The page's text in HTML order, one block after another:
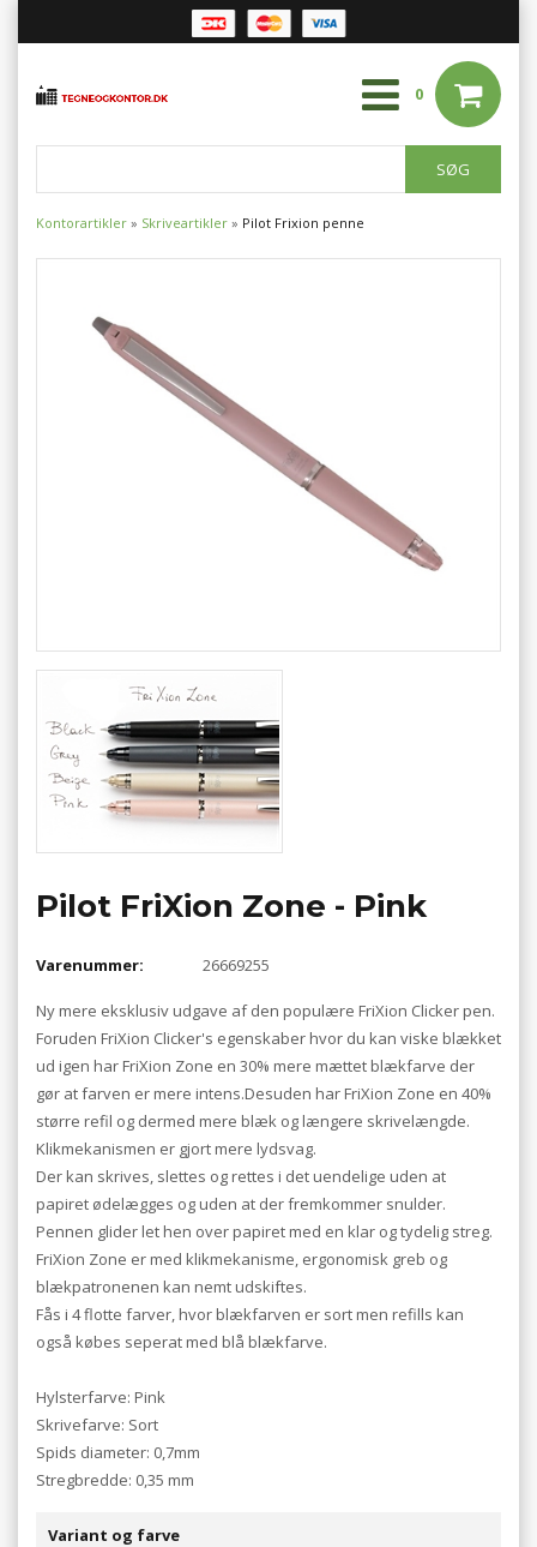
0
Kontorartikler » Skriveartikler » Pilot Frixion penne
Pilot FriXion Zone - Pink
Varenummer: 26669255
Ny mere eksklusiv udgave af den populære FriXion Clicker pen.
Foruden FriXion Clicker's egenskaber hvor du kan viske blækket
ud igen har FriXion Zone en 30% mere mættet blækfarve der
gør at farven er mere intens.Desuden har FriXion Zone en 40%
større refil og dermed mere blæk og længere skrivelængde.
Klikmekanismen er gjort mere lydsvag.
Der kan skrives, slettes og rettes i det uendelige uden at
papiret ødelægges og uden at der fremkommer snulder.
Pennen glider let hen over papiret med en klar og tydelig streg.
FriXion Zone er med klikmekanisme, ergonomisk greb og
blækpatronenen kan nemt udskiftes.
Fås i 4 flotte farver, hvor blækfarven er sort men refills kan
også købes seperat med blå blækfarve.
Hylsterfarve: Pink
Skrivefarve: Sort
Spids diameter: 0,7mm
Stregbredde: 0,35 mm
Variant og farve